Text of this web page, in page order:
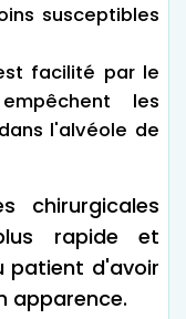
susceptibles
facilité par le
les
l'alvéole de
chirurgicales
rapide et
patient d'avoir
apparence.